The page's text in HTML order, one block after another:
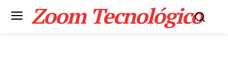
Zoom Tecnológico